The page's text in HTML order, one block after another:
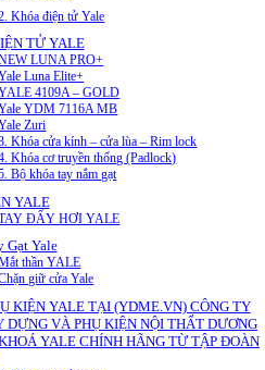
Khóa điện tử Yale
TỬ YALE
LUNA PRO+
Yale Luna Elite+
YALE 4109A – GOLD
Yale YDM 7116A MB
Yale Zuri
Khóa cửa kính – cửa lùa – Rim lock
Khóa cơ truyền thống (Padlock)
Bộ khóa tay nắm gạt
YALE
ĐẨY HƠI YALE
Gạt Yale
thần YALE
giữ cửa Yale
KIỆN YALE TẠI (YDME.VN) CÔNG TY
DỰNG VÀ PHỤ KIỆN NỘI THẤT DƯƠNG
YALE CHÍNH HÃNG TỪ TẬP ĐOÀN